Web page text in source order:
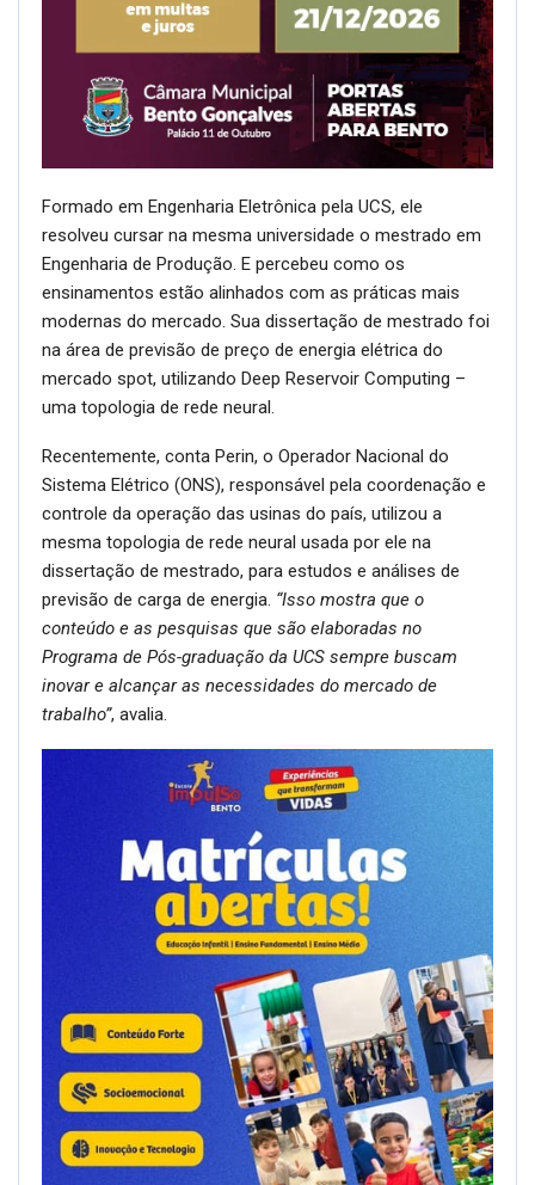
Formado em Engenharia Eletrônica pela UCS, ele
resolveu cursar na mesma universidade o mestrado em
Engenharia de Produção. E percebeu como os
ensinamentos estão alinhados com as práticas mais
modernas do mercado. Sua dissertação de mestrado foi
na área de previsão de preço de energia elétrica do
mercado spot, utilizando Deep Reservoir Computing –
uma topologia de rede neural.
Recentemente, conta Perin, o Operador Nacional do
Sistema Elétrico (ONS), responsável pela coordenação e
controle da operação das usinas do país, utilizou a
mesma topologia de rede neural usada por ele na
dissertação de mestrado, para estudos e análises de
previsão de carga de energia. “Isso mostra que o
conteúdo e as pesquisas que são elaboradas no
Programa de Pós-graduação da UCS sempre buscam
inovar e alcançar as necessidades do mercado de
trabalho”, avalia.